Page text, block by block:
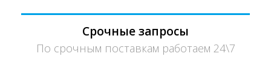
Срочные запросы
По срочным поставкам работаем 24\7